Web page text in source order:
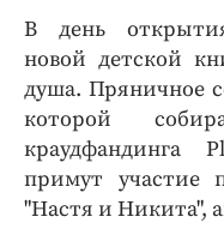
В день
новой детской
душа. Пряничное
которой
краудфандинга
примут участие
"Настя и Никита",